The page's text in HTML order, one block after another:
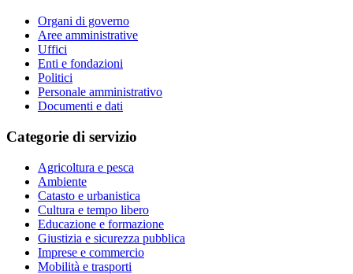
Organi di governo
Aree amministrative
Uffici
Enti e fondazioni
Politici
Personale amministrativo
Documenti e dati
Categorie di servizio
Agricoltura e pesca
Ambiente
Catasto e urbanistica
Cultura e tempo libero
Educazione e formazione
Giustizia e sicurezza pubblica
Imprese e commercio
Mobilità e trasporti